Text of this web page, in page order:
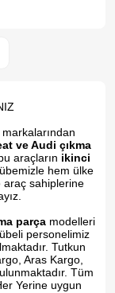
ve Audi çıkma
araçların ikinci
hem ülke
araç sahiplerine
parçamodelleri
personelimiz
Tutkun
Aras Kargo,
Tüm
Yerine uygun